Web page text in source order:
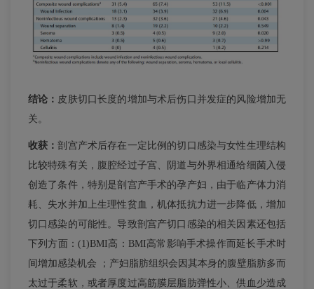
结论： 皮肤切口长度的增加与术后伤口并发症的风险增加无
关。
收获：剖宫产术后存在一定比例的切口感染与女性生理结构
比较特殊有关，腹腔经过子宫、阴道与外界相通给细菌入侵
创造了条件，特别是剖宫产手术的孕产妇，由于临产体力消
耗、失水并加上生理性贫血，机体抵抗力进一步降低，增加
切口感染的可能性。导致剖宫产切口感染的相关因素还包括
下列方面：(1)BMI高：BMI高常影响手术操作而延长手术时
间增加感染机会 ；产妇脂肪组织会因其本身的腹壁脂肪多而
太过于柔软，或者厚度过高筋膜层脂肪弹性小、供血少造成